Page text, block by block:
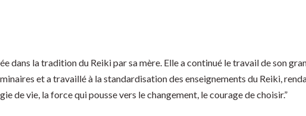
la tradition du Reiki par sa mère. Elle a continué le travail de son
et a travaillé à la standardisation des enseignements du Reiki,
de vie, la force qui pousse vers le changement, le courage de choisir.”